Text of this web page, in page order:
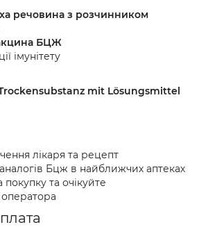
речовина з розчинником
БЦЖ
імунітету
mit Lösungsmittel
лікаря та рецепт
аналогів Бцж в найближчих аптеках
та очікуйте